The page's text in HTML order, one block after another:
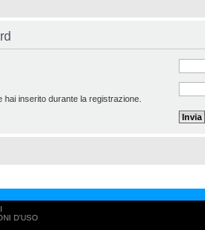
hai inserito durante la registrazione.
D'USO